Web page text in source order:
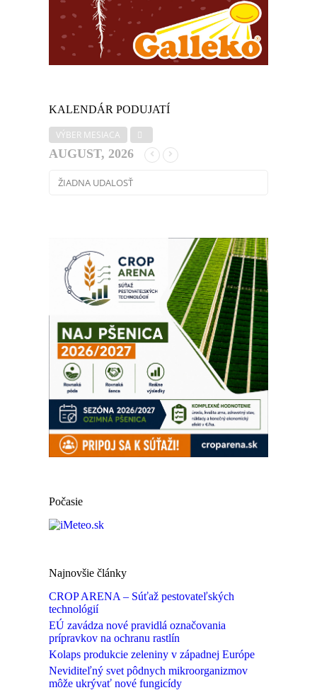
KALENDÁR PODUJATÍ
VÝBER MESIACA
AUGUST, 2026
ŽIADNA UDALOSŤ
Počasie
Najnovšie články
CROP ARENA – Súťaž pestovateľských
technológií
EÚ zavádza nové pravidlá označovania
prípravkov na ochranu rastlín
Kolaps produkcie zeleniny v západnej Európe
Neviditeľný svet pôdnych mikroorganizmov
môže ukrývať nové fungicídy